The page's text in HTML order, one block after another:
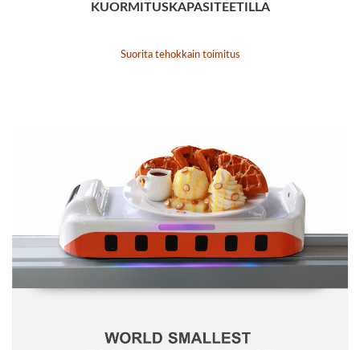
KUORMITUSKAPASITEETILLA
Suorita tehokkain toimitus